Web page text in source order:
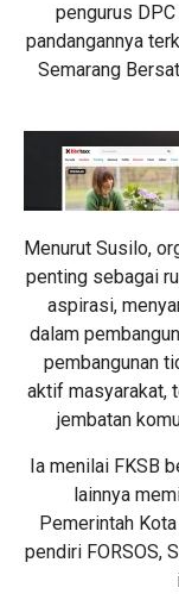
pengurus
pandangannya
Semarang
Menurut Susilo,
penting sebagai
aspirasi,
dalam
pembangunan
aktif masyarakat,
jembatan
Ia menilai FKSB
lainnya
Pemerintah
pendiri FORSOS,